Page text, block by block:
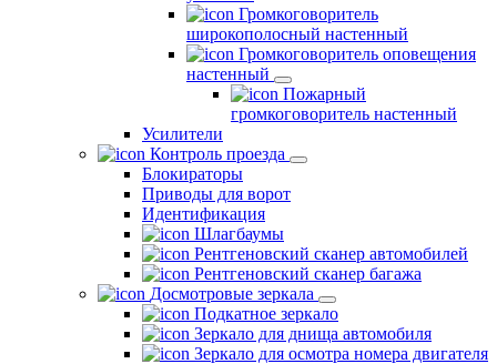
Громкоговоритель
широкополосный настенный
Громкоговоритель оповещения
настенный
Пожарный
громкоговоритель настенный
Усилители
Контроль проезда
Блокираторы
Приводы для ворот
Идентификация
Шлагбаумы
Рентгеновский сканер автомобилей
Рентгеновский сканер багажа
Досмотровые зеркала
Подкатное зеркало
Зеркало для днища автомобиля
Зеркало для осмотра номера двигателя